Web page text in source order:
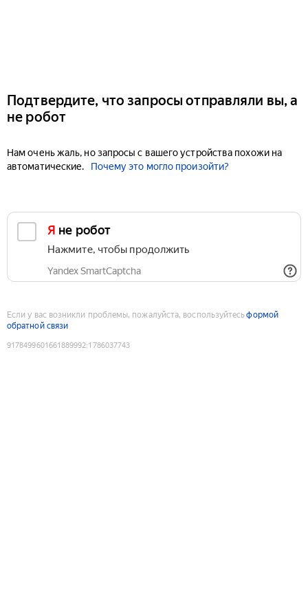
Подтвердите, что запросы отправляли вы, а
не робот
Нам очень жаль, но запросы с вашего устройства похожи на
автоматические.
Почему это могло произойти?
Я не робот
Нажмите, чтобы продолжить
Yandex SmartCaptcha
Если у вас возникли проблемы, пожалуйста, воспользуйтесьформой
обратной связи
9178499601661889992:1786037743